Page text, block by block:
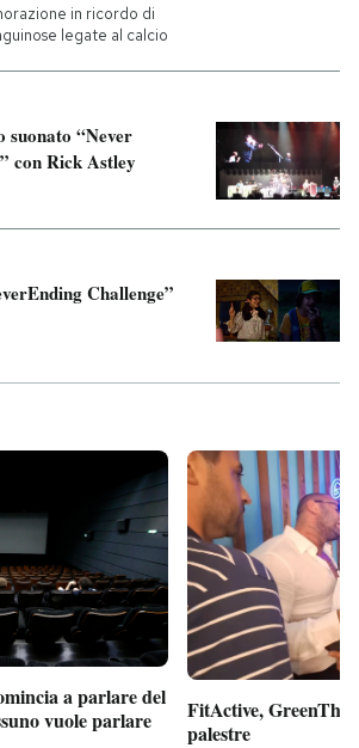
in ricordo di
legate al calcio
suonato “Never
con Rick Astley
Challenge”
a parlare del
vuole parlare
FitActive,
palestre